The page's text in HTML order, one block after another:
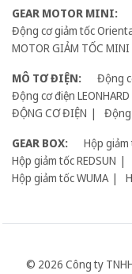
GEAR MOTOR MINI:
Động cơ giảm tốc
MOTOR GIẢM TỐC MINI
MÔ TƠ ĐIỆN:
Động
Động cơ điện LEONHARD
ĐỘNG CƠ ĐIỆN
Động
GEAR BOX:
Hộp giảm
Hộp giảm tốc REDSUN
Hộp giảm tốc WUMA
© 2026 Công ty